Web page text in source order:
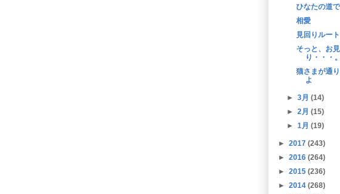
ひなたの道で
相愛
見回りルート
そっと、お
り・・・
猫さまが通
よ
►3月(14)
►2月(15)
►1月(19)
► 2017 (243)
► 2016 (264)
► 2015 (236)
► 2014 (268)